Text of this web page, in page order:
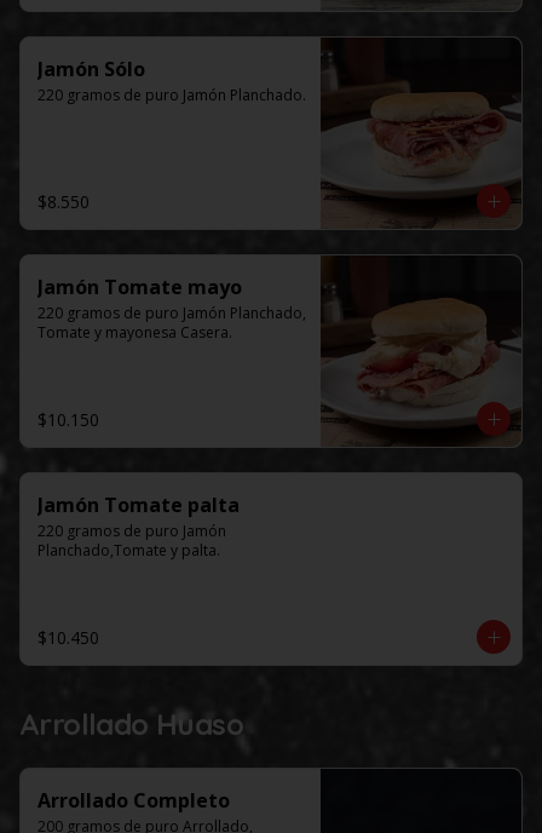
Jamón Sólo
220 gramos de puro Jamón Planchado.
$8.550
Jamón Tomate mayo
220 gramos de puro Jamón Planchado,
Tomate y mayonesa Casera.
$10.150
Jamón Tomate palta
220 gramos de puro Jamón
Planchado,Tomate y palta.
$10.450
Arrollado Huaso
Arrollado Completo
200 gramos de puro Arrollado,